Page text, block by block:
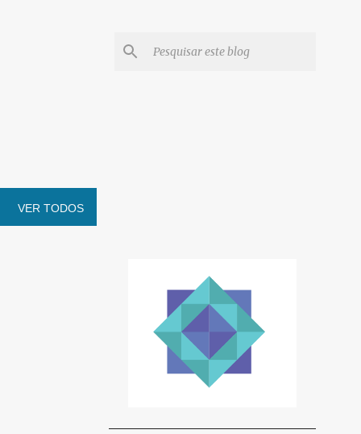
VER TODOS